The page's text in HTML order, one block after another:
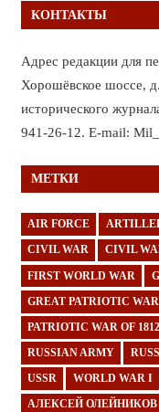
КОНТАКТЫ
Адрес редакции для
Хорошёвское шоссе,
исторического
941-26-12. E-mail:
МЕТКИ
AIR FORCE
CIVIL WAR CIVIL
FIRST WORLD WAR
GREAT PATRIOTIC
PATRIOTIC WAR OF 1812
RUSSIAN ARMY
USSR WORLD WAR I
АЛЕКСЕЙ ОЛЕЙНИКОВ